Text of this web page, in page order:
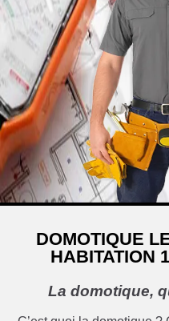
DOMOTIQUE
HABITATION
La domotique,